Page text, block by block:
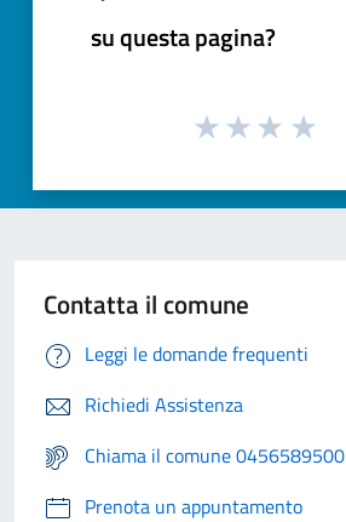
su questa pagina?
Contatta il comune
Leggi le domande frequenti
Richiedi Assistenza
Chiama il comune 0456589500
Prenota un appuntamento